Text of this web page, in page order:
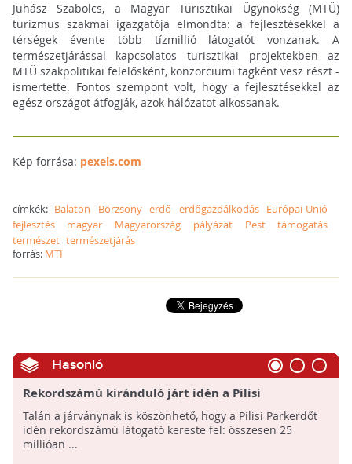
Juhász Szabolcs, a Magyar Turisztikai Ügynökség (MTÜ)
turizmus szakmai igazgatója elmondta: a fejlesztésekkel a
térségek évente több tízmillió látogatót vonzanak. A
természetjárással kapcsolatos turisztikai projektekben az
MTÜ szakpolitikai felelősként, konzorciumi tagként vesz részt -
ismertette. Fontos szempont volt, hogy a fejlesztésekkel az
egész országot átfogják, azok hálózatot alkossanak.
Kép forrása: pexels.com
címkék: Balaton Börzsöny erdő erdőgazdálkodás Európai Unió
fejlesztés
magyar Magyarország pályázat Pest
támogatás
természet természetjárás
forrás: MTI
Hasonló
Rekordszámú kiránduló járt idén a Pilisi
Parkerdőben
Talán a járványnak is köszönhető, hogy a Pilisi Parkerdőt
idén rekordszámú látogató kereste fel: összesen 25
millióan ...